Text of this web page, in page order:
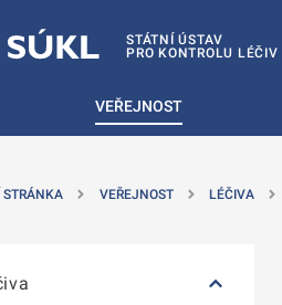
STÁTNÍ ÚSTAV
PRO KONTROLU LÉČIV
VEŘEJNOST
STRÁNKA VEŘEJNOST LÉČIVA